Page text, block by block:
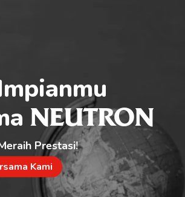
NEUTRON
Prestasi!
Kami